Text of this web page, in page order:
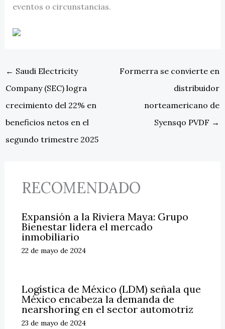
eventos o circunstancias.
← Saudi Electricity
Company (SEC) logra
crecimiento del 22% en
beneficios netos en el
segundo trimestre 2025
Formerra se convierte en
distribuidor
norteamericano de
Syensqo PVDF →
RECOMENDADO
Expansión a la Riviera Maya: Grupo
Bienestar lidera el mercado
inmobiliario
22 de mayo de 2024
Logística de México (LDM) señala que
México encabeza la demanda de
nearshoring en el sector automotriz
23 de mayo de 2024